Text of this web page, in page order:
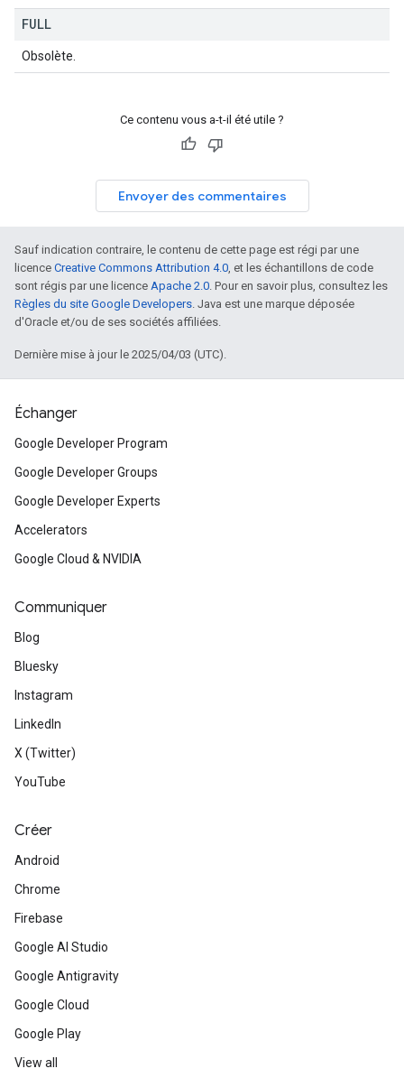
FULL
Obsolète.
Ce contenu vous a-t-il été utile ?
Envoyer des commentaires
Sauf indication contraire, le contenu de cette page est régi par une
licence Creative Commons Attribution 4.0, et les échantillons de code
sont régis par une licence Apache 2.0. Pour en savoir plus, consultez les
Règles du site Google Developers. Java est une marque déposée
d'Oracle et/ou de ses sociétés affiliées.
Dernière mise à jour le 2025/04/03 (UTC).
Échanger
Google Developer Program
Google Developer Groups
Google Developer Experts
Accelerators
Google Cloud & NVIDIA
Communiquer
Blog
Bluesky
Instagram
LinkedIn
X (Twitter)
YouTube
Créer
Android
Chrome
Firebase
Google AI Studio
Google Antigravity
Google Cloud
Google Play
View all